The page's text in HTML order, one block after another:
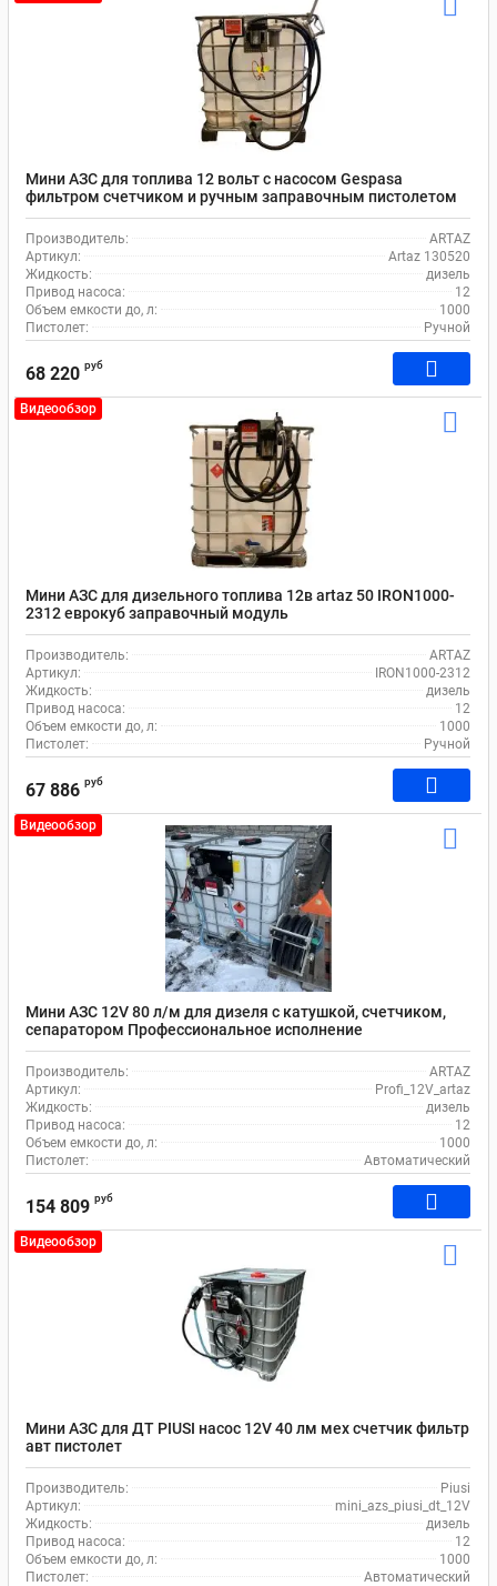
Мини АЗС для топлива 12 вольт с насосом Gespasa
фильтром счетчиком и ручным заправочным пистолетом
Artaz 130520
Производитель:
ARTAZ
Артикул:
Artaz 130520
Жидкость:
дизель
Привод насоса:
12
Объем емкости до, л:
1000
Пистолет:
Ручной
68 220 руб
Видеообзор
Мини АЗС для дизельного топлива 12в artaz 50 IRON1000-
2312 еврокуб заправочный модуль
Производитель:
ARTAZ
Артикул:
IRON1000-2312
Жидкость:
дизель
Привод насоса:
12
Объем емкости до, л:
1000
Пистолет:
Ручной
67 886 руб
Видеообзор
Мини АЗС 12V 80 л/м для дизеля с катушкой, счетчиком,
сепаратором Профессиональное исполнение
Производитель:
ARTAZ
Артикул:
Profi_12V_artaz
Жидкость:
дизель
Привод насоса:
12
Объем емкости до, л:
1000
Пистолет:
Автоматический
154 809 руб
Видеообзор
Мини АЗС для ДТ PIUSI насос 12V 40 лм мех счетчик фильтр
авт пистолет
Производитель:
Piusi
Артикул:
mini_azs_piusi_dt_12V
Жидкость:
дизель
Привод насоса:
12
Объем емкости до, л:
1000
Пистолет:
Автоматический